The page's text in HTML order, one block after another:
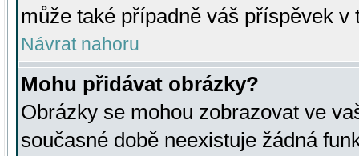
může také případně váš příspěvek v
Návrat nahoru
Mohu přidávat obrázky?
Obrázky se mohou zobrazovat ve
současné době neexistuje žádná